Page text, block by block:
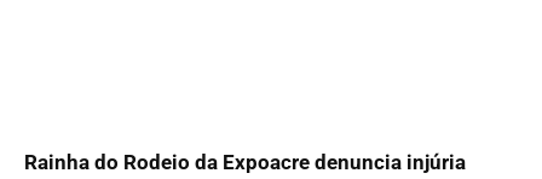
Rainha do Rodeio da Expoacre denuncia injúria